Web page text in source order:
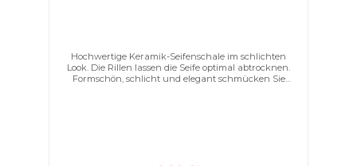
Hochwertige Keramik-Seifenschale im schlichten
Look. Die Rillen lassen die Seife optimal abtrocknen.
Formschön, schlicht und elegant schmücken Sie